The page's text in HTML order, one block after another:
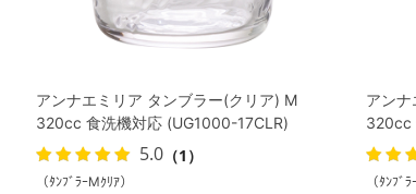
アンナエミリア タンブラー(クリア) M
320cc 食洗機対応 (UG1000-17CLR)
5.0 （1）
（ﾀﾝﾌﾞﾗｰMｸﾘｱ）
アン
320cc
（ﾀﾝﾌﾞ